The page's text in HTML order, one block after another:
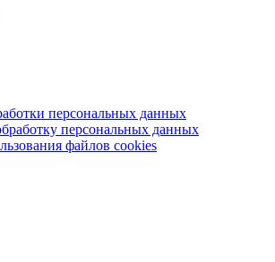
персональных данных
персональных данных
файлов cookies